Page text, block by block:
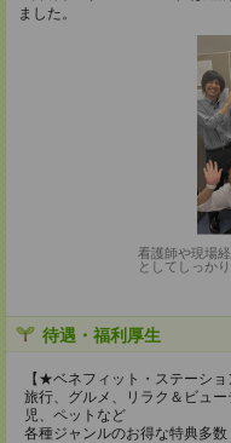
ました。
看護師や現場
としてしっか
待遇・福利厚生
【★ベネフィット・ステーシ
旅行、グルメ、リラク＆ビュ
児、ペットなど
各種ジャンルのお得な特典多数